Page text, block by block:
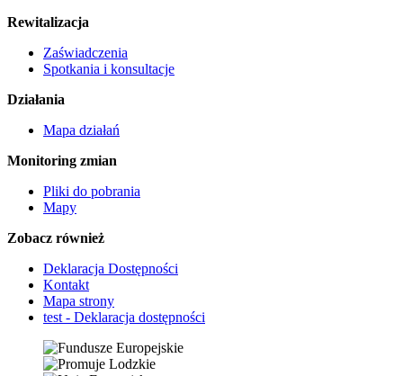
Rewitalizacja
Zaświadczenia
Spotkania i konsultacje
Działania
Mapa działań
Monitoring zmian
Pliki do pobrania
Mapy
Zobacz również
Deklaracja Dostępności
Kontakt
Mapa strony
test - Deklaracja dostępności